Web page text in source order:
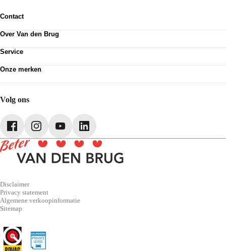
Contact
Vestigingen
Van den Brug account
Over Van den Brug
Over Van den Brug
Partnerships
Service
Pechhulp
Onze merken
SEAT
Volkswagen Bedrijfswagens
Volg ons
Disclaimer
Privacy statement
Algemene verkoopinformatie
Sitemap